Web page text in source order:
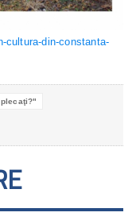
cultura-din-constanta-